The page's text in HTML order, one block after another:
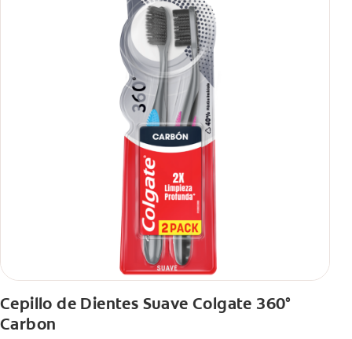
Cepillo de Dientes Suave Colgate 360°
Carbon